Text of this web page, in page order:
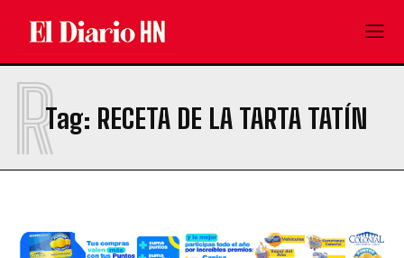
Tag: RECETA DE LA TARTA TATÍN
R